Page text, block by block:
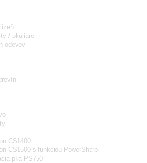
/ okuliare
odevov
CS1400
CS1500 s funkciou PowerSharp
píla PS750